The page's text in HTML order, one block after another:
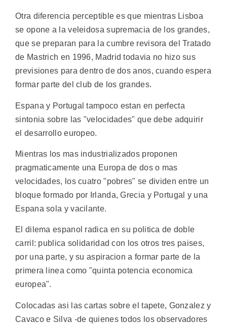
Otra diferencia perceptible es que mientras Lisboa
se opone a la veleidosa supremacia de los grandes,
que se preparan para la cumbre revisora del Tratado
de Mastrich en 1996, Madrid todavia no hizo sus
previsiones para dentro de dos anos, cuando espera
formar parte del club de los grandes.
Espana y Portugal tampoco estan en perfecta
sintonia sobre las "velocidades" que debe adquirir
el desarrollo europeo.
Mientras los mas industrializados proponen
pragmaticamente una Europa de dos o mas
velocidades, los cuatro "pobres" se dividen entre un
bloque formado por Irlanda, Grecia y Portugal y una
Espana sola y vacilante.
El dilema espanol radica en su politica de doble
carril: publica solidaridad con los otros tres paises,
por una parte, y su aspiracion a formar parte de la
primera linea como "quinta potencia economica
europea".
Colocadas asi las cartas sobre el tapete, Gonzalez y
Cavaco e Silva -de quienes todos los observadores